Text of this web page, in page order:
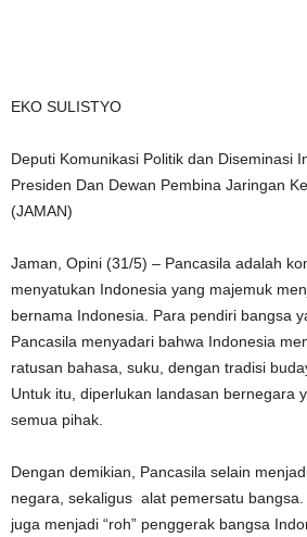
EKO SULISTYO
Deputi Komunikasi Politik dan Diseminasi
Presiden Dan Dewan Pembina Jaringan
(JAMAN)
Jaman, Opini (31/5) – Pancasila adalah
menyatukan Indonesia yang majemuk
bernama Indonesia. Para pendiri bangsa
Pancasila menyadari bahwa Indonesia
ratusan bahasa, suku, dengan tradisi
Untuk itu, diperlukan landasan bernegara
semua pihak.
Dengan demikian, Pancasila selain
negara, sekaligus alat pemersatu bangsa.
juga menjadi “roh” penggerak bangsa